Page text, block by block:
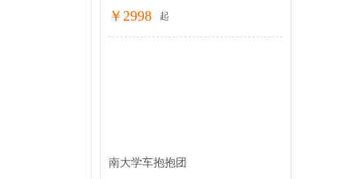
￥2998 起
南大学车抱抱团